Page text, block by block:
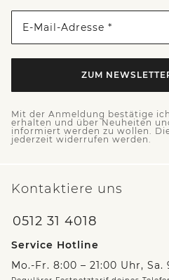
E-Mail-Adresse *
ZUM
Mit der Anmeldung bestätige
erhalten und über Neuheiten
informiert werden zu wollen.
jederzeit widerrufen werden.
Kontaktiere uns
0512 31 4018
Service Hotline
Mo.-Fr. 8:00 – 21:00 Uhr, Sa.